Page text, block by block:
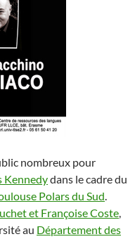
nombreux pour
Kennedydans le cadre du
Polars du Sud.
t et Françoise Coste,
au Département des